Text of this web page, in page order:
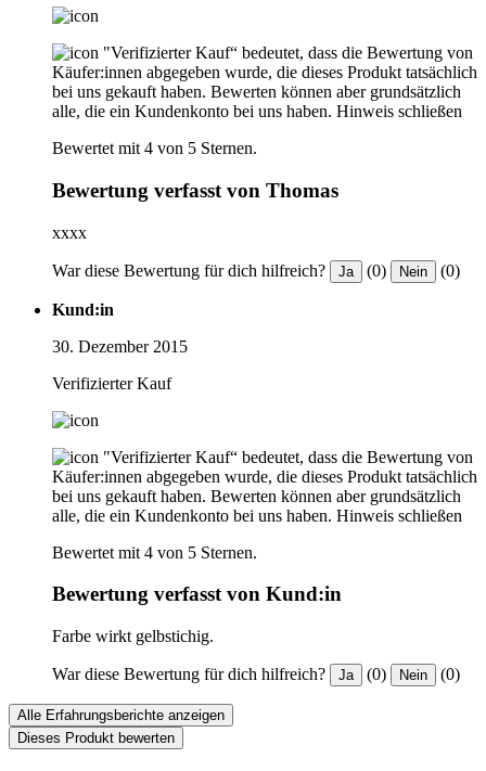
"Verifizierter Kauf“ bedeutet, dass die Bewertung von
Käufer:innen abgegeben wurde, die dieses Produkt tatsächlich
bei uns gekauft haben. Bewerten können aber grundsätzlich
alle, die ein Kundenkonto bei uns haben. Hinweis schließen
Bewertet mit 4 von 5 Sternen.
Bewertung verfasst von Thomas
xxxx
War diese Bewertung für dich hilfreich? Ja (0) Nein (0)
Kund:in
30. Dezember 2015
Verifizierter Kauf
"Verifizierter Kauf“ bedeutet, dass die Bewertung von
Käufer:innen abgegeben wurde, die dieses Produkt tatsächlich
bei uns gekauft haben. Bewerten können aber grundsätzlich
alle, die ein Kundenkonto bei uns haben. Hinweis schließen
Bewertet mit 4 von 5 Sternen.
Bewertung verfasst von Kund:in
Farbe wirkt gelbstichig.
War diese Bewertung für dich hilfreich? Ja (0) Nein (0)
Alle Erfahrungsberichte anzeigen
Dieses Produkt bewerten